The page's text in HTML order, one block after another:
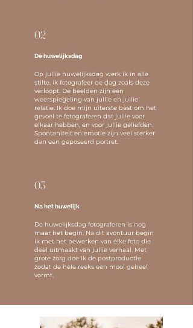
02
De huwelijksdag
Op jullie huwelijksdag werk ik in alle
stilte, ik fotografeer de dag zoals deze
verloopt. De beelden zijn een
weerspiegeling van jullie en jullie
relatie. Ik doe mijn uiterste best om het
gevoel te fotograferen dat jullie voor
elkaar hebben, en voor jullie geliefden.
Spontaniteit en emotie zijn veel sterker
dan een geposeerd portret.
03
Na het huwelijk
De huwelijksdag fotograferen is nog
maar het begin. Na dit avontuur begin
ik met het bewerken van élke foto die
deel uitmaakt van jullie verhaal. Met
grote zorg doe ik de postproductie
zodat de hele reeks een mooi geheel
vormt.